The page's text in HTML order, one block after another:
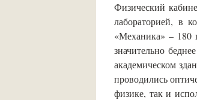
Физический
лабораторией, в
«Механика» – 180
значительно
академическом
проводились
физике, так и